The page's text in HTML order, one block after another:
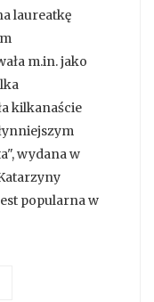
laureatkę
m.in. jako
kilkanaście
wydana w
popularna w